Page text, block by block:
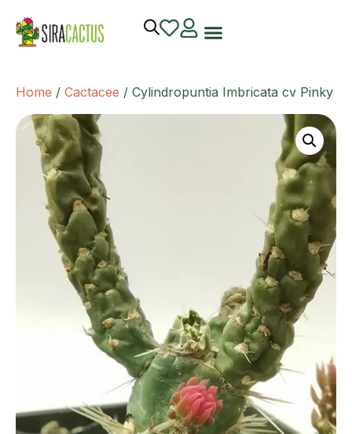
Home / Cactacee / Cylindropuntia Imbricata cv Pinky